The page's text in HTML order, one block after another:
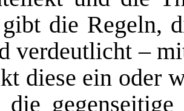
die Regeln,
verdeutlicht –
diese ein oder
die